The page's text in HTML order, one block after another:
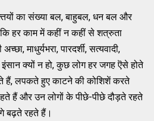
का संख्या बल, बाहुबल, धन बल और
कि हर काम में कहीं न कहीं से शत्रुता
माधुर्यभरा, पारदर्शी, सत्यवादी,
इंसान क्यों न हो, कुछ लोग हर जगह ऎसे होते
हैं, लपकते हुए काटने की कोशिशें करते
हैं और उन लोगों के पीछे-पीछे दौड़ते रहते
बढ़ते रहते हैं।